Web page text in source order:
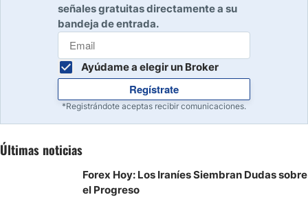
señales gratuitas directamente a su
bandeja de entrada.
Ayúdame a elegir un Broker
Regístrate
*Registrándote aceptas recibir comunicaciones.
Últimas noticias
Forex Hoy: Los Iraníes Siembran Dudas sobre
el Progreso